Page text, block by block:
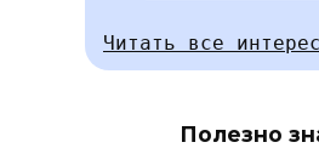
Читать все
Полезно